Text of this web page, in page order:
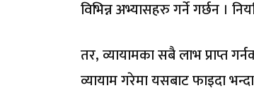
विभिन्न अभ्यासहरु गर्ने गर्छन ।
तर, व्यायामका सबै लाभ प्राप्त
व्यायाम गरेमा यसबाट फाइदा